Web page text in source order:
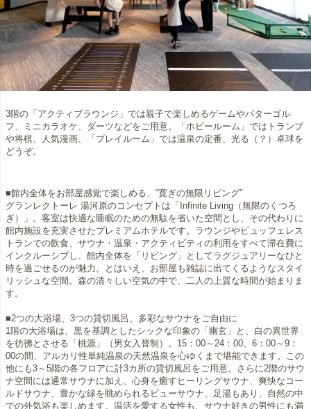
3階の「アクティブラウンジ」では親子で楽しめるゲームやパターゴル
フ、ミニカラオケ、ダーツなどをご用意。「ホビールーム」ではトランプ
や将棋、人気漫画、「プレイルーム」では温泉の定番、光る（？）卓球を
どうぞ。
■館内全体をお部屋感覚で楽しめる、“寛ぎの無限リビング”
グランレクトーレ 湯河原のコンセプトは「Infinite Living（無限のくつろ
ぎ）」。客室は快適な睡眠のための無駄を省いた空間とし、その代わりに
館内施設を充実させたプレミアムホテルです。ラウンジやビュッフェレス
トランでの飲食、サウナ・温泉・アクティビティの利用をすべて滞在費に
インクルーシブし、館内全体を「リビング」としてラグジュアリーなひと
時を過ごせるのが魅力。とはいえ、お部屋も雑誌に出てくるようなスタイ
リッシュな空間。森の清々しい空気の中で、二人の上質な時間が始まりま
す。
■2つの大浴場、3つの貸切風呂、多彩なサウナをご自由に
1階の大浴場は、黒を基調としたシックな印象の「幽玄」と、白の異世界
を彷彿とさせる「桃源」（男女入替制）。15：00～24：00、6：00～9：
00の間、アルカリ性単純温泉の天然温泉を心ゆくまで堪能できます。この
他にも3～5階の各フロアに計3カ所の貸切風呂をご用意。さらに2階のサウ
ナ空間には通常サウナに加え、心身を癒すヒーリングサウナ、爽快なコー
ルドサウナ、豊かな緑を眺められるビューサウナ、足湯もあり、自然の中
での外気浴も楽しめます。温活を愛する女性も、サウナ好きの男性にも満